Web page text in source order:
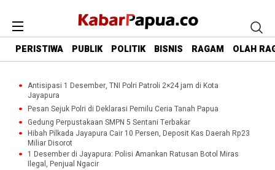
PERISTIWA PUBLIK POLITIK BISNIS RAGAM OLAH
Antisipasi 1 Desember, TNI Polri Patroli 2×24 jam di Kota
Jayapura
Pesan Sejuk Polri di Deklarasi Pemilu Ceria Tanah Papua
Gedung Perpustakaan SMPN 5 Sentani Terbakar
Hibah Pilkada Jayapura Cair 10 Persen, Deposit Kas Daerah Rp23
Miliar Disorot
1 Desember di Jayapura: Polisi Amankan Ratusan Botol Miras
Ilegal, Penjual Ngacir